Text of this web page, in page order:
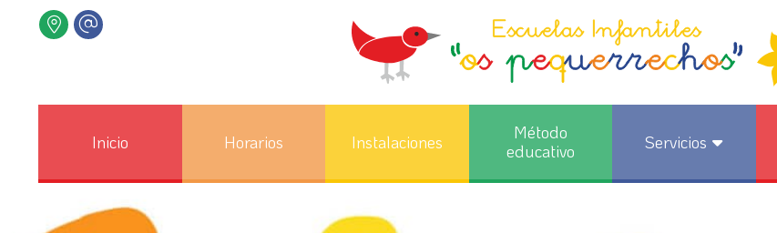
Inicio Horarios Instalaciones
Método
educativo
Servicios